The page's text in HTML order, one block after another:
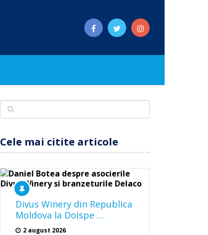
Cele mai citite articole
Divus Winery din Republica
Moldova la Doispe …
2 august 2026